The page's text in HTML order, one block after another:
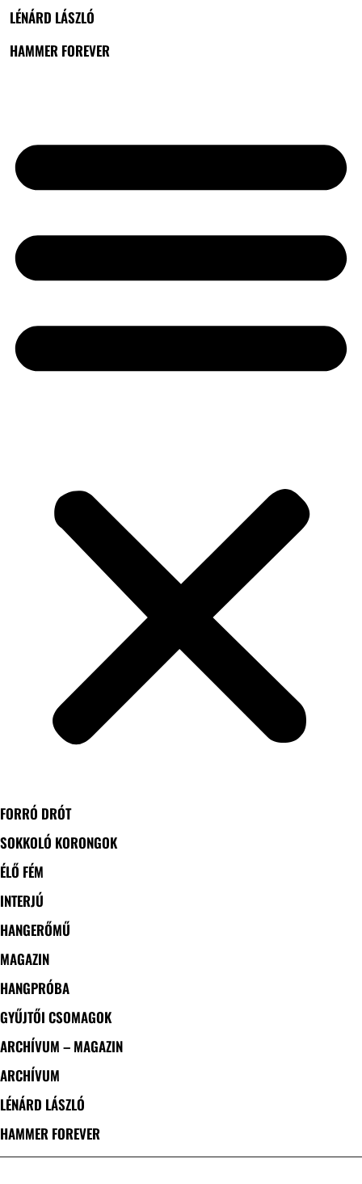
LÉNÁRD LÁSZLÓ
HAMMER FOREVER
FORRÓ DRÓT
SOKKOLÓ KORONGOK
ÉLŐ FÉM
INTERJÚ
HANGERŐMŰ
MAGAZIN
HANGPRÓBA
GYŰJTŐI CSOMAGOK
ARCHÍVUM – MAGAZIN
ARCHÍVUM
LÉNÁRD LÁSZLÓ
HAMMER FOREVER